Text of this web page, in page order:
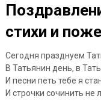
стихи и
Сегодня празднуем
В Татьянин день, в
И песни петь тебе я
И строчки сочинить не